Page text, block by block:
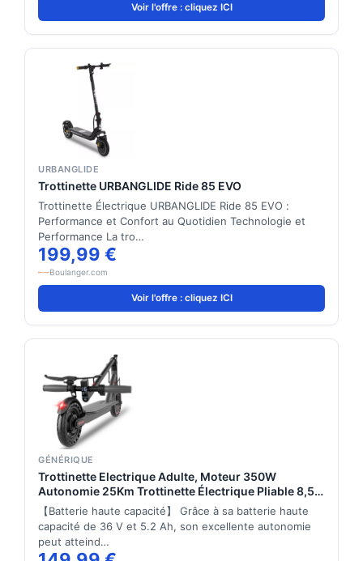
Voir l'offre : cliquez ICI
URBANGLIDE
Trottinette URBANGLIDE Ride 85 EVO
Trottinette Électrique URBANGLIDE Ride 85 EVO :
Performance et Confort au Quotidien Technologie et
Performance La tro…
199,99 €
Boulanger.com
Voir l'offre : cliquez ICI
GÉNÉRIQUE
Trottinette Electrique Adulte, Moteur 350W
Autonomie 25Km Trottinette Électrique Pliable 8,5"
Pneu Anti-crevaison Electric Scooter avec Double
Frein, APP
【Batterie haute capacité】 Grâce à sa batterie haute
capacité de 36 V et 5.2 Ah, son excellente autonomie
peut atteind…